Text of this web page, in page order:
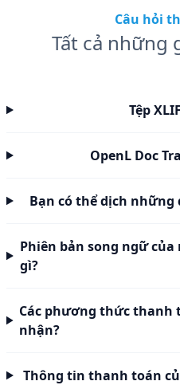
Câu hỏi
Tất cả những
Tệp
OpenL Doc
Bạn có thể dịch
Phiên bản song ngữ
gì?
Các phương thức thanh
nhận?
Thông tin thanh toán